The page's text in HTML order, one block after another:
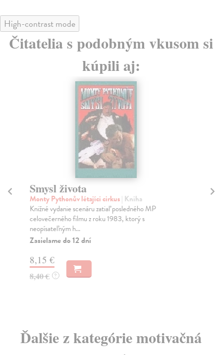
High-contrast mode
Čitatelia s podobným vkusom si
kúpili aj:
Smysl života
Monty Pythonův létajíci cirkus| Kniha
Knižné vydanie scenáru zatiaľ posledného MP
celovečerného filmu z roku 1983, ktorý s
neopísateľným h...
Zasielame do 12 dní
8,15 €
8,40 € ?
Ďalšie z kategórie motivačná